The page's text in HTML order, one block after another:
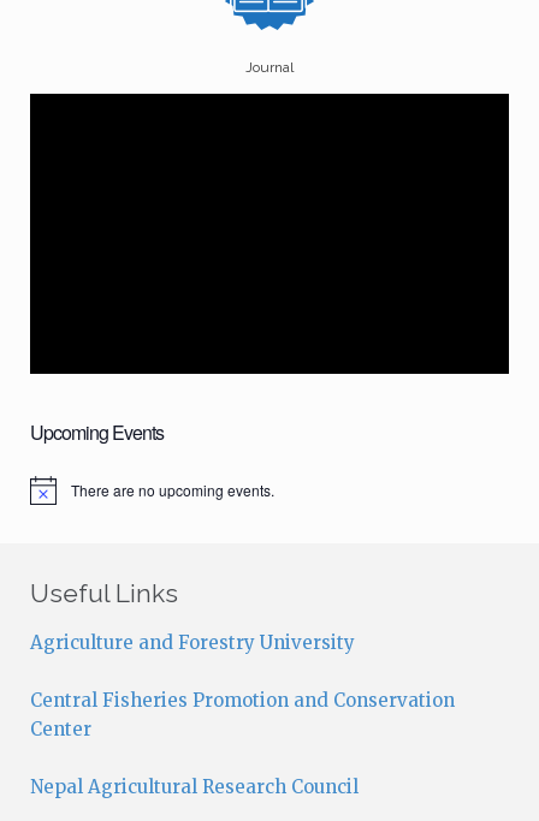
Journal
Upcoming Events
N
e
There are no upcoming events.
Useful Links
Agriculture and Forestry University
Central Fisheries Promotion and Conservation
Center
Nepal Agricultural Research Council